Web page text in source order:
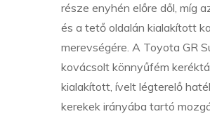
része enyhén előre dől, míg
és a tető oldalán kialakított
merevségére. A Toyota GR
kovácsolt könnyűfém
kialakított, ívelt légterelő
kerekek irányába tartó